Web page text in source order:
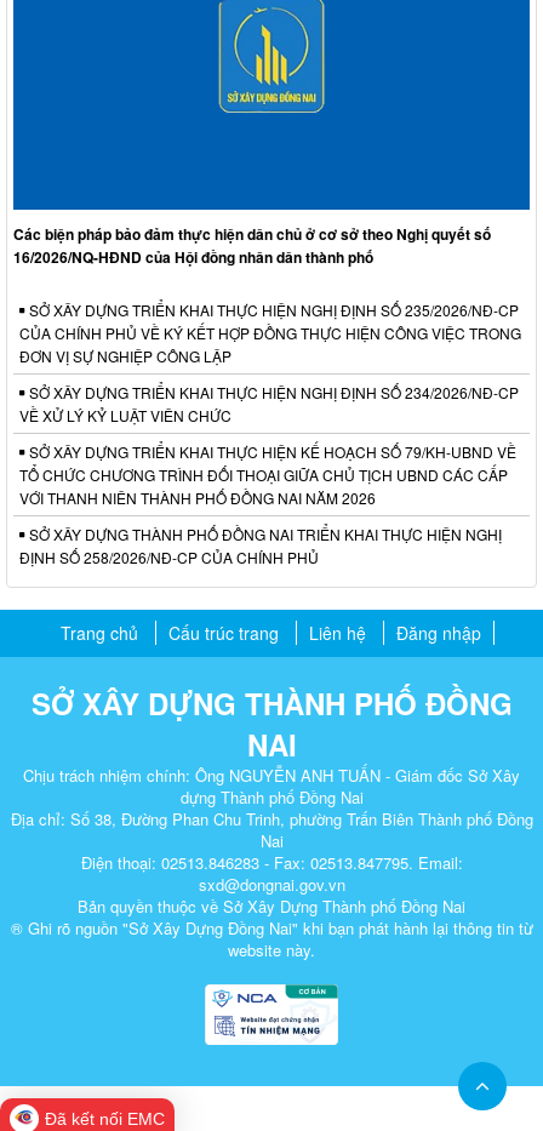
Các biện pháp bảo đảm thực hiện dân chủ ở cơ sở theo Nghị quyết số
16/2026/NQ-HĐND của Hội đồng nhân dân thành phố
SỞ XÂY DỰNG TRIỂN KHAI THỰC HIỆN NGHỊ ĐỊNH SỐ 235/2026/NĐ-CP
CỦA CHÍNH PHỦ VỀ KÝ KẾT HỢP ĐỒNG THỰC HIỆN CÔNG VIỆC TRONG
ĐƠN VỊ SỰ NGHIỆP CÔNG LẬP
SỞ XÂY DỰNG TRIỂN KHAI THỰC HIỆN NGHỊ ĐỊNH SỐ 234/2026/NĐ-CP
VỀ XỬ LÝ KỶ LUẬT VIÊN CHỨC
SỞ XÂY DỰNG TRIỂN KHAI THỰC HIỆN KẾ HOẠCH SỐ 79/KH-UBND VỀ
TỔ CHỨC CHƯƠNG TRÌNH ĐỐI THOẠI GIỮA CHỦ TỊCH UBND CÁC CẤP
VỚI THANH NIÊN THÀNH PHỐ ĐỒNG NAI NĂM 2026
SỞ XÂY DỰNG THÀNH PHỐ ĐỒNG NAI TRIỂN KHAI THỰC HIỆN NGHỊ
ĐỊNH SỐ 258/2026/NĐ-CP CỦA CHÍNH PHỦ
Trang chủ Cấu trúc trang Liên hệ Đăng nhập
SỞ XÂY DỰNG THÀNH PHỐ ĐỒNG
NAI
Chịu trách nhiệm chính: Ông NGUYỄN ANH TUẤN - Giám đốc Sở Xây
dựng Thành phố Đồng Nai
Địa chỉ: Số 38, Đường Phan Chu Trinh, phường Trấn Biên Thành phố Đồng
Nai
Điện thoại: 02513.846283 - Fax: 02513.847795. Email:
sxd@dongnai.gov.vn
Bản quyền thuộc về Sở Xây Dựng Thành phố Đồng Nai
® Ghi rõ nguồn "Sở Xây Dựng Đồng Nai" khi bạn phát hành lại thông tin từ
website này.​
Đã kết nối EMC